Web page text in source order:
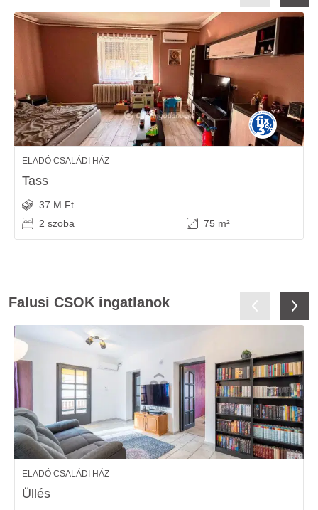
ELADÓ CSALÁDI HÁZ
Tass
37 M Ft
2 szoba
75 m²
Falusi CSOK ingatlanok
ELADÓ CSALÁDI HÁZ
Üllés